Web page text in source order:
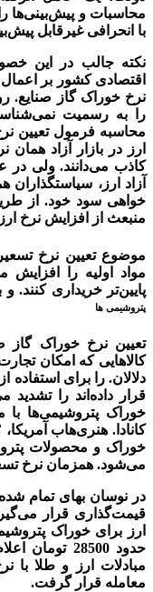
محاسبات و پیش‌بینی‌‌‌ها
با انحرافی غیر‌قابل
نکته جالب در این
نرخ خوراک گاز صنایع.
را به رسمیت
محاسبه فرمول تعیین
ارز در بازار آزاد
کاذب می‌دانند. ولی در
آزاد ارز،
خواهی سود خود. از
منبعث از افزایش نرخ ارز
موضوع تعیین نرخ تسعیر
مواد اولیه را افزایش
پایین‌‌‌تر خریداری کنند. و
پتروشیمی ها
تعیین نرخ خوراک گاز
کالاهایی که امکان
دلالان. را برای استفاده
قرار داده‌اند را تشدید
خوراک پتروشیمی‌‌‌ها با
خوراک و محصولات
می‌شود. همزمان نرخ
در نوسان بهای تمام
قیمت‌گذاری قرار
حدود 28500
معامله قرار گرفت.